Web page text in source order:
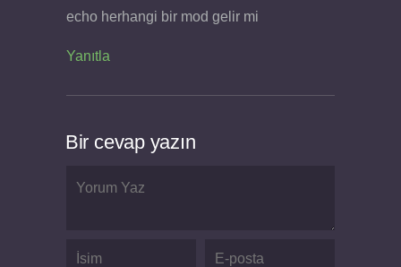
echo herhangi bir mod gelir mi
Yanıtla
Bir cevap yazın